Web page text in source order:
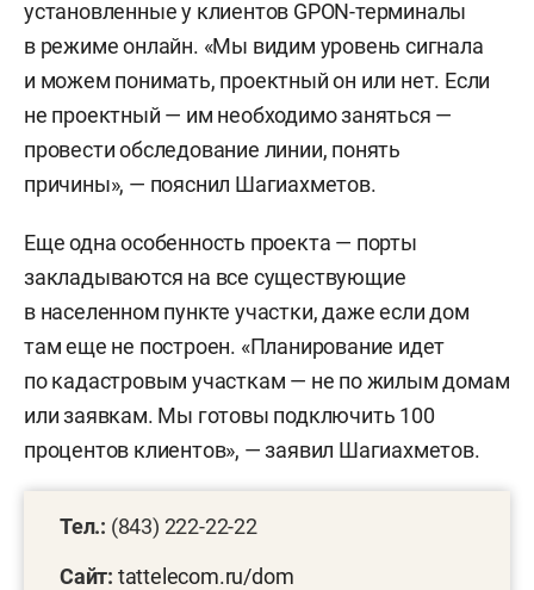
установленные у клиентов GPON-терминалы
в режиме онлайн. «Мы видим уровень сигнала
и можем понимать, проектный он или нет. Если
не проектный — им необходимо заняться —
провести обследование линии, понять
причины», — пояснил Шагиахметов.
Еще одна особенность проекта — порты
закладываются на все существующие
в населенном пункте участки, даже если дом
там еще не построен. «Планирование идет
по кадастровым участкам — не по жилым домам
или заявкам. Мы готовы подключить 100
процентов клиентов», — заявил Шагиахметов.
Тел.: (843) 222-22-22
Сайт: tattelecom.ru/dom